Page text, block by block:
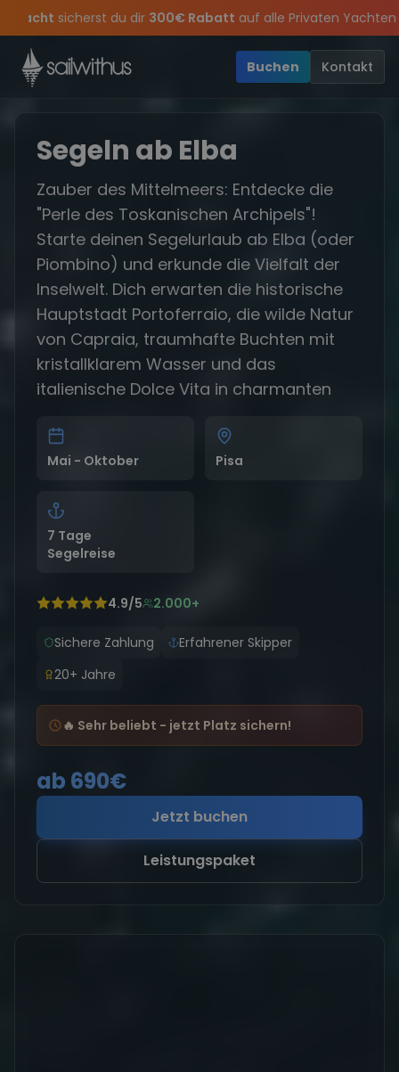
Skip to content
Special: Mit CodeYachtsicherst du dir300€ Rabattauf
Sichere Dir jetzt Dein Meilenbuch und Deine sailwithus-
Verpass keineTörn-Updates, Insider-Tippsund exklusive
Party 2026!Die Saison war legendär – wir feiern die
Buchen
Kontakt
Segeln ab Elba
Zauber des Mittelmeers: Entdecke die
"Perle des Toskanischen Archipels"!
Starte deinen Segelurlaub ab Elba (oder
Piombino) und erkunde die Vielfalt der
Inselwelt. Dich erwarten die historische
Hauptstadt Portoferraio, die wilde Natur
von Capraia, traumhafte Buchten mit
kristallklarem Wasser und das
italienische Dolce Vita in charmanten
Mai - Oktober Pisa
7 Tage
Segelreise
4.9/5 2.000+
Sichere Zahlung
Erfahrener Skipper
20+ Jahre
🔥 Sehr beliebt - jetzt Platz sichern!
ab 690€
Jetzt buchen
Leistungspaket